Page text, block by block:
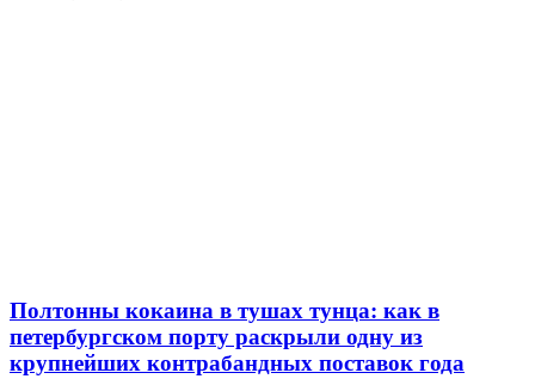
Полтонны кокаина в тушах тунца: как в
петербургском порту раскрыли одну из
крупнейших контрабандных поставок года